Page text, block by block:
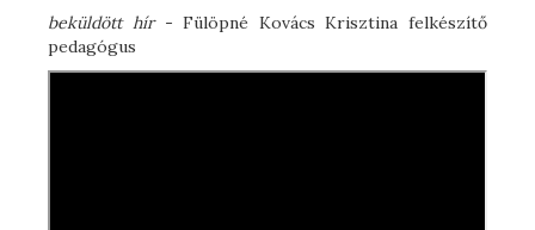
beküldött hír - Fülöpné Kovács Krisztina felkészítő
pedagógus